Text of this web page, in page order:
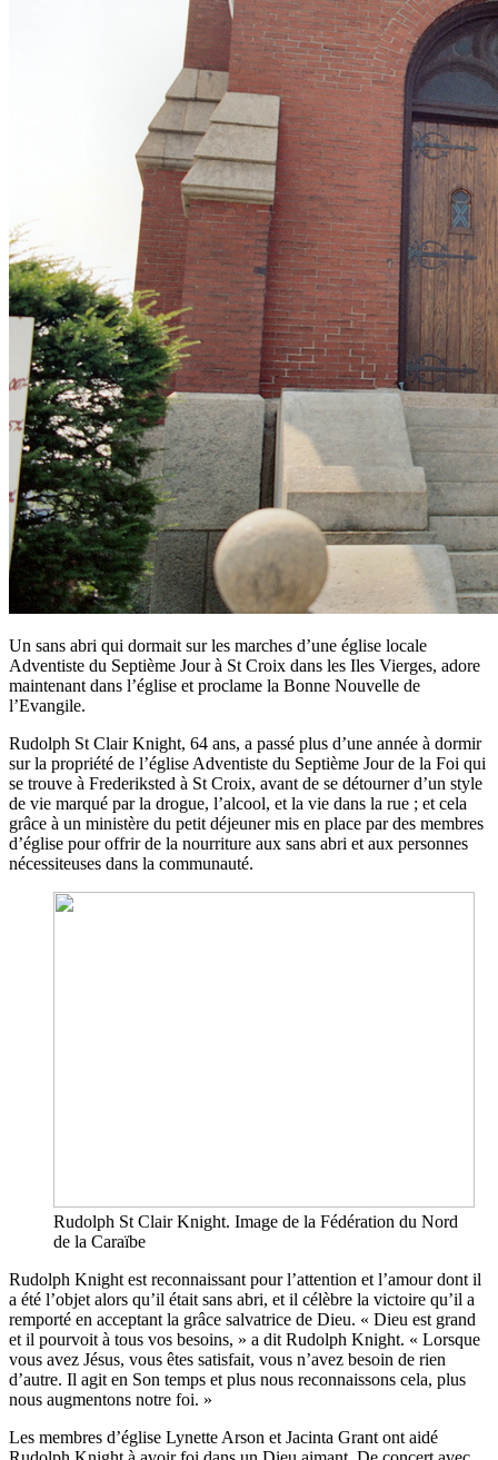
Un sans abri qui dormait sur les marches d’une église locale
Adventiste du Septième Jour à St Croix dans les Iles Vierges, adore
maintenant dans l’église et proclame la Bonne Nouvelle de
l’Evangile.
Rudolph St Clair Knight, 64 ans, a passé plus d’une année à dormir
sur la propriété de l’église Adventiste du Septième Jour de la Foi qui
se trouve à Frederiksted à St Croix, avant de se détourner d’un style
de vie marqué par la drogue, l’alcool, et la vie dans la rue ; et cela
grâce à un ministère du petit déjeuner mis en place par des membres
d’église pour offrir de la nourriture aux sans abri et aux personnes
nécessiteuses dans la communauté.
Rudolph St Clair Knight. Image de la Fédération du Nord
de la Caraïbe
Rudolph Knight est reconnaissant pour l’attention et l’amour dont il
a été l’objet alors qu’il était sans abri, et il célèbre la victoire qu’il a
remporté en acceptant la grâce salvatrice de Dieu. « Dieu est grand
et il pourvoit à tous vos besoins, » a dit Rudolph Knight. « Lorsque
vous avez Jésus, vous êtes satisfait, vous n’avez besoin de rien
d’autre. Il agit en Son temps et plus nous reconnaissons cela, plus
nous augmentons notre foi. »
Les membres d’église Lynette Arson et Jacinta Grant ont aidé